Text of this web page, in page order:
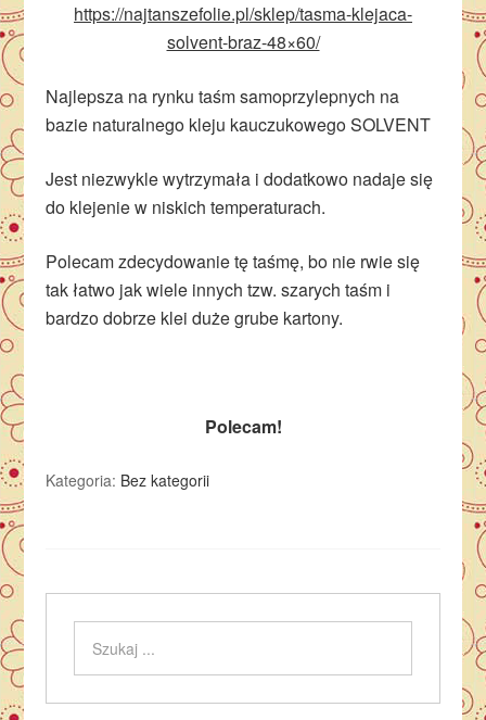
https://najtanszefolie.pl/sklep/tasma-klejaca-
solvent-braz-48×60/
Najlepsza na rynku taśm samoprzylepnych na
bazie naturalnego kleju kauczukowego SOLVENT
Jest niezwykle wytrzymała i dodatkowo nadaje się
do klejenie w niskich temperaturach.
Polecam zdecydowanie tę taśmę, bo nie rwie się
tak łatwo jak wiele innych tzw. szarych taśm i
bardzo dobrze klei duże grube kartony.
Polecam!
Kategoria: Bez kategorii